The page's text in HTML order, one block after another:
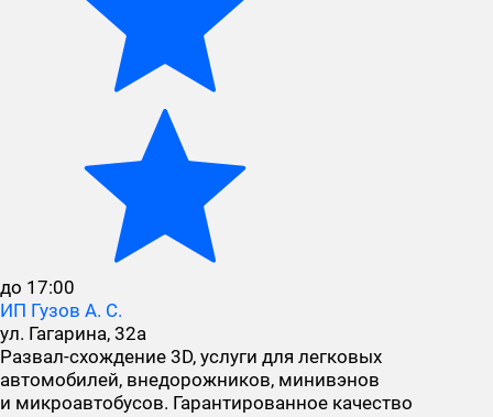
до 17:00
ИП Гузов А. С.
ул. Гагарина, 32а
Развал-схождение 3D, услуги для легковых
автомобилей, внедорожников, минивэнов
и микроавтобусов. Гарантированное качество